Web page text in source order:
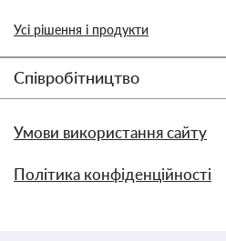
Усі рішення і продукти
Співробітництво
Умови використання сайту
Політика конфіденційності